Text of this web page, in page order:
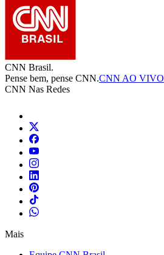
CNN Brasil.
Pense bem, pense CNN.CNN AO VIVO
CNN Nas Redes
Mais